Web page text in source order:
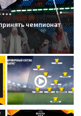
чемпионат